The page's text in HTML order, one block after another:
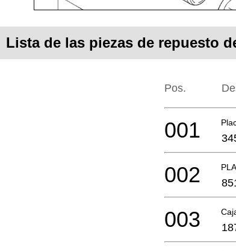
Lista de las piezas de repuesto
Pos.
001
002
003